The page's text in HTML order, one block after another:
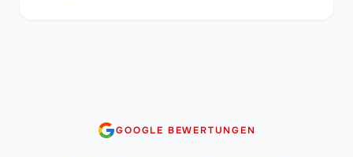
GOOGLE BEWERTUNGEN